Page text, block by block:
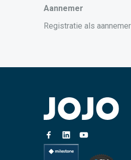
Aannemer
Registratie als